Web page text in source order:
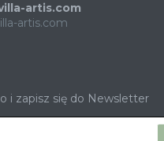
artis.com
artis.com
i zapisz się do Newsletter